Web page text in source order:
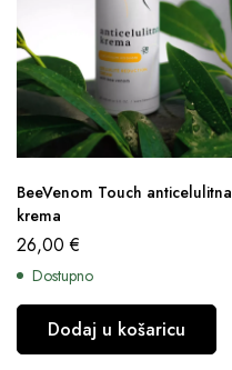
BeeVenom Touch anticelulitna
krema
26,00€
Dostupno
Dodaj u košaricu